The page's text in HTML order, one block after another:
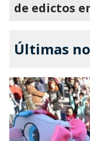
de edictos
Últimas